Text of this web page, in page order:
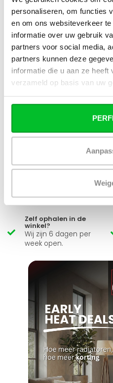
personaliseren, om functies
en om ons websiteverkeer
informatie over uw gebruik
partners voor social media,
partners kunnen deze
informatie die u aan ze
verzameld op basis van uw
toepassen in
stadsverwarming?
Werkt een
graden
Heb je een vraag over
voorraad
Zelf ophalen in de
winkel?
Wij zijn 6 dagen per
week open.